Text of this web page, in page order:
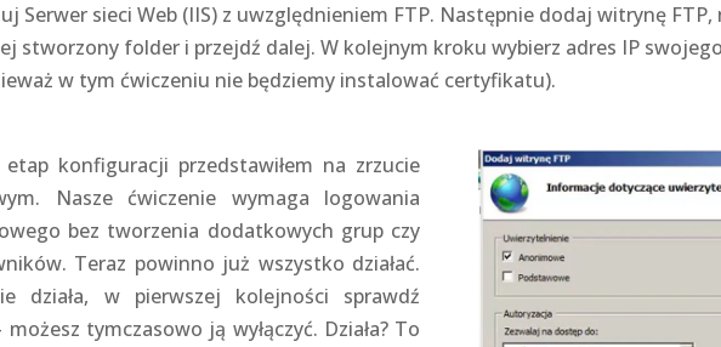
Serwer sieci Web (IIS) z uwzględnieniem FTP. Następnie dodaj witrynę
stworzony folder i przejdź dalej. W kolejnym kroku wybierz adres IP
w tym ćwiczeniu nie będziemy instalować certyfikatu).
konfiguracji przedstawiłem na zrzucie
Nasze ćwiczenie wymaga logowania
bez tworzenia dodatkowych grup czy
Teraz powinno już wszystko działać.
działa, w pierwszej kolejności sprawdź
możesz tymczasowo ją wyłączyć. Działa? To